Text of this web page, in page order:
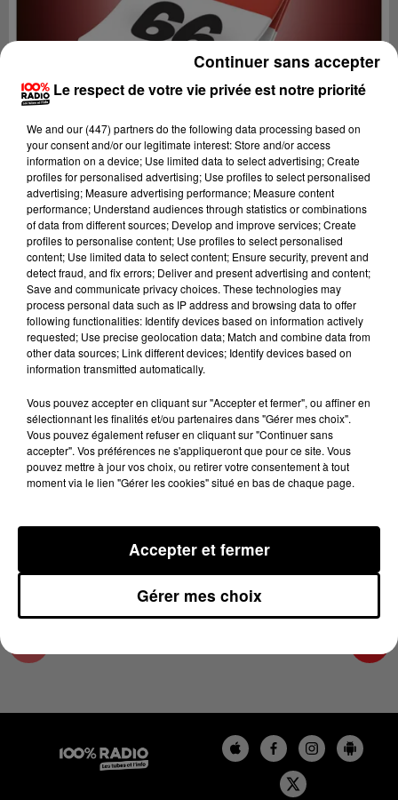
Lecture (1 min 15 sec)
100%
100% Radio l'agenda du Pays catalans
9 janvier 2024 - 1 min 15 sec
L'AGENDA DU PAYS CATALANS DU 09/01/2024
À 06H47
L'agenda du Pays catalan
Le respect de votre vie privée est notre priorité
We and our (447) partnersdo the following data processing based on
your consent and/or our legitimate interest: Store and/or access
information on a device; Use limited data to select advertising; Create
profiles for personalised advertising; Use profiles to select personalised
advertising; Measure advertising performance; Measure content
performance; Understand audiences through statistics or combinations
of data from different sources; Develop and improve services; Create
profiles to personalise content; Use profiles to select personalised
content; Use limited data to select content; Ensure security, prevent and
detect fraud, and fix errors; Deliver and present advertising and content;
Save and communicate privacy choices. These technologies may
process personal data such as IP address and browsing data to offer
following functionalities: Identify devices based on information actively
requested; Use precise geolocation data; Match and combine data from
other data sources; Link different devices; Identify devices based on
information transmitted automatically.
Vous pouvez accepter en cliquant sur "Accepter et fermer", ou affiner en
sélectionnant les finalités et/ou partenaires dans "Gérer mes choix".
Vous pouvez également refuser en cliquant sur "Continuer sans
accepter". Vos préférences ne s'appliqueront que pour ce site. Vous
pouvez mettre à jour vos choix, ou retirer votre consentement à tout
moment via le lien "Gérer les cookies" situé en bas de chaque page.
Gérer mes choix
Accepter et fermer
Continuer sans accepter